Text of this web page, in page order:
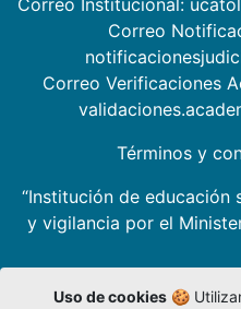
Correo Institucional:
Correo
Correo Verificaciones
Términos y
“Institución de educación
y vigilancia por el
Uso de cookies🍪